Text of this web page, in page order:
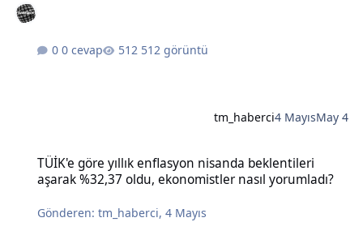
0 cevap 512 görüntü
tm_haberci4 MayısMay 4
TÜİK'e göre yıllık enflasyon nisanda beklentileri
aşarak %32,37 oldu, ekonomistler nasıl yorumladı?
Gönderen:tm_haberci,4 Mayıs